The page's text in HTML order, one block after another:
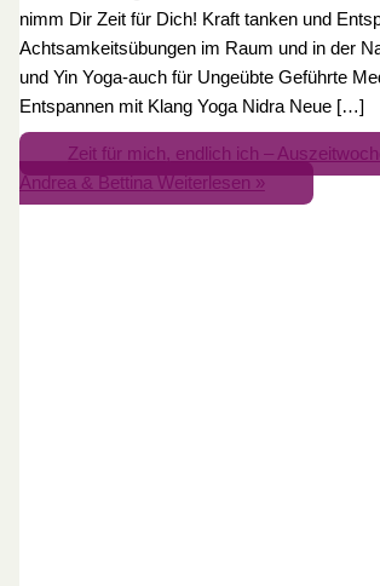
nimm Dir Zeit für Dich! Kraft tanken und
Achtsamkeitsübungen im Raum und in der
und Yin Yoga-auch für Ungeübte Geführte
Entspannen mit Klang Yoga Nidra Neue […]
Zeit für mich, endlich ich –
Andrea & Bettina Weiterlesen »